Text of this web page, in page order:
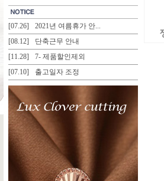
[07.26]
2021년 여름휴가 안...
[08.12]
단축근무 안내
[11.28]
7- 제품할인제외
[07.10]
출고일자 조정